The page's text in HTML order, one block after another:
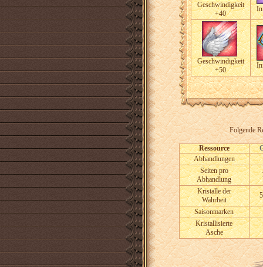
Geschwindigkeit
+40
Geschwindigkeit
+50
Folgende
Ressource
Abhandlungen
Seiten pro
Abhandlung
Kristalle der
Wahrheit
Saisonmarken
Kristallisierte
Asche